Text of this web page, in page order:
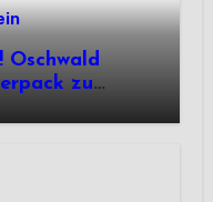
Oschwald
zu